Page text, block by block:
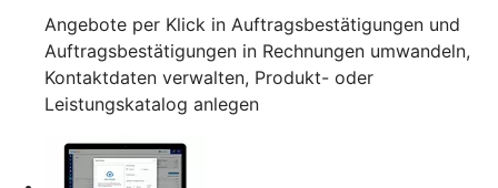
Angebote per Klick in Auftragsbestätigungen und
Auftragsbestätigungen in Rechnungen umwandeln,
Kontaktdaten verwalten, Produkt- oder
Leistungskatalog anlegen